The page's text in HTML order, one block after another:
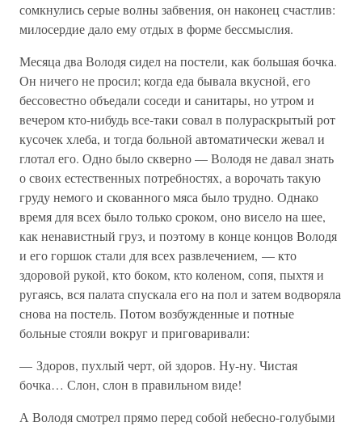
сомкнулись серые волны забвения, он наконец счастлив:
милосердие дало ему отдых в форме бессмыслия.
Месяца два Володя сидел на постели, как большая бочка.
Он ничего не просил; когда еда бывала вкусной, его
бессовестно объедали соседи и санитары, но утром и
вечером кто-нибудь все-таки совал в полураскрытый рот
кусочек хлеба, и тогда больной автоматически жевал и
глотал его. Одно было скверно — Володя не давал знать
о своих естественных потребностях, а ворочать такую
груду немого и скованного мяса было трудно. Однако
время для всех было только сроком, оно висело на шее,
как ненавистный груз, и поэтому в конце концов Володя
и его горшок стали для всех развлечением, — кто
здоровой рукой, кто боком, кто коленом, сопя, пыхтя и
ругаясь, вся палата спускала его на пол и затем водворяла
снова на постель. Потом возбужденные и потные
больные стояли вокруг и приговаривали:
— Здоров, пухлый черт, ой здоров. Ну-ну. Чистая
бочка… Слон, слон в правильном виде!
А Володя смотрел прямо перед собой небесно-голубыми